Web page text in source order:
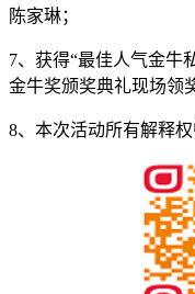
陈家琳；
7、获得“最佳人气金牛
金牛奖颁奖典礼现场领
8、本次活动所有解释权